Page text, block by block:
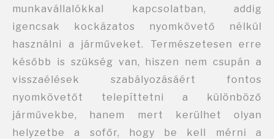
munkavállalókkal kapcsolatban, addig
igencsak kockázatos nyomkövető nélkül
használni a járműveket. Természetesen erre
később is szükség van, hiszen nem csupán a
visszaélések szabályozásáért fontos
nyomkövetőt telepíttetni a különböző
járművekbe, hanem mert kerülhet olyan
helyzetbe a sofőr, hogy be kell mérni a